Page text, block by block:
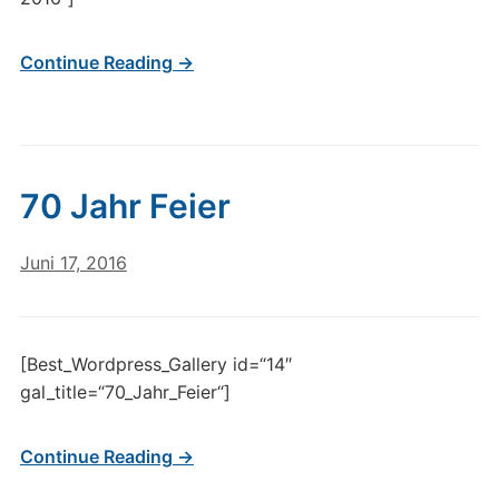
Continue Reading →
70 Jahr Feier
Juni 17, 2016
[Best_Wordpress_Gallery id=“14″
gal_title=“70_Jahr_Feier“]
Continue Reading →